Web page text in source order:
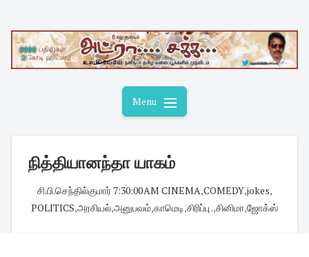
content
Menu
நித்தியானந்தா யாகம்
சி.பி.செந்தில்குமார்· 7:30:00 AM CINEMA,COMEDY,jokes,
POLITICS,அரசியல்,அனுபவம்,காமெடி,சிரிப்பு .,சினிமா,ஜோக்ஸ்